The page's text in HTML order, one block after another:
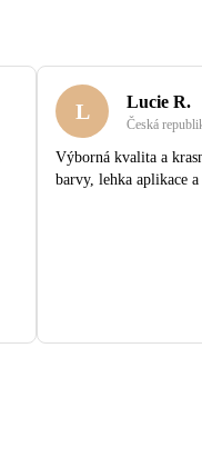
L Lucie R.
Česká
Výborná kvalita a
barvy, lehka aplikace a